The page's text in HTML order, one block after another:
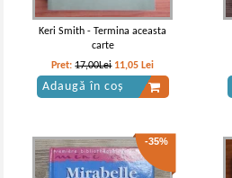
Keri Smith - Termina aceasta
carte
Pret:17,00Lei 11,05 Lei
Adaugă în coș
-35%